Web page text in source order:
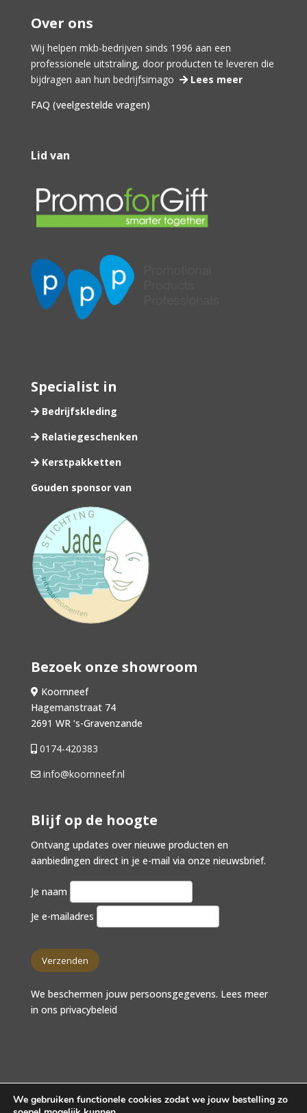
Over ons
Wij helpen mkb-bedrijven sinds 1996 aan een
professionele uitstraling, door producten te leveren die
bijdragen aan hun bedrijfsimago
Lees meer
FAQ (veelgestelde vragen)
Lid van
Specialist in
Bedrijfskleding
Relatiegeschenken
Kerstpakketten
Gouden sponsor van
Bezoek onze showroom
Koornneef
Hagemanstraat 74
2691 WR ‘s-Gravenzande
0174-420383
info@koornneef.nl
Blijf op de hoogte
Ontvang updates over nieuwe producten en
aanbiedingen direct in je e-mail via onze nieuwsbrief.
Je naam
Je e-mailadres
We beschermen jouw persoonsgegevens. Lees meer
in ons privacybeleid
We gebruiken functionele cookies zodat we jouw bestelling zo